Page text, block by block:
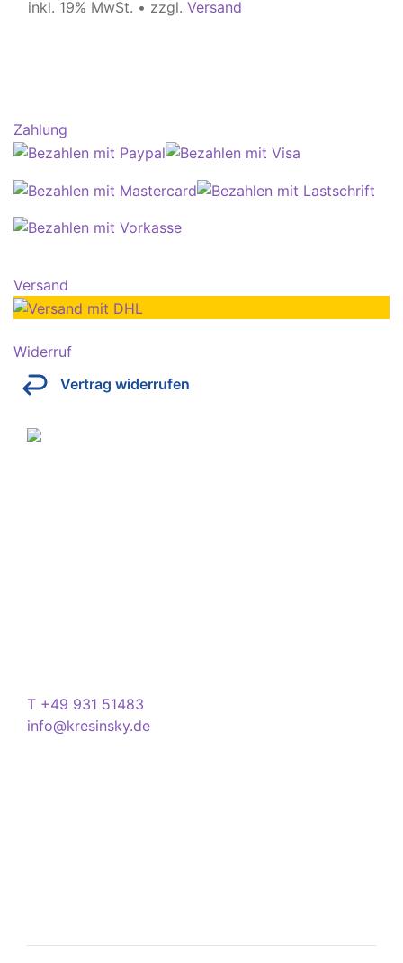
inkl. 19% MwSt. • zzgl. Versand
Zahlung
Versand
Widerruf
Vertrag widerrufen
T +49 931 51483
info@kresinsky.de